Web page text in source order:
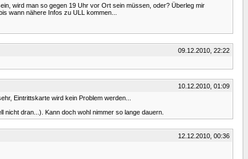
wird man so gegen 19 Uhr vor Ort sein müssen, oder? Überleg mir
wann nähere Infos zu ULL kommen...
09.12.2010, 22:22
10.12.2010, 01:09
Eintrittskarte wird kein Problem werden...
dran...). Kann doch wohl nimmer so lange dauern.
12.12.2010, 00:36